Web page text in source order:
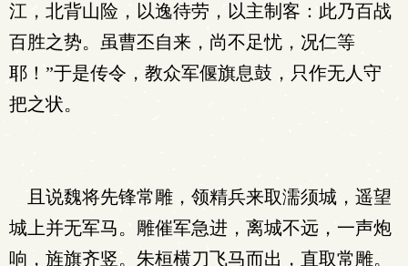
江，北背山险，以逸待劳，以主制客：此乃百战
百胜之势。虽曹丕自来，尚不足忧，况仁等
耶！”于是传令，教众军偃旗息鼓，只作无人守
把之状。
且说魏将先锋常雕，领精兵来取濡须城，遥望
城上并无军马。雕催军急进，离城不远，一声炮
响，旌旗齐竖。朱桓横刀飞马而出，直取常雕。